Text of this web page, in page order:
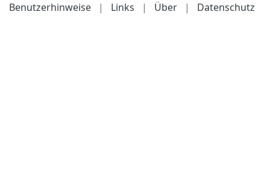
Benutzerhinweise
| Links | Über | Datenschutz